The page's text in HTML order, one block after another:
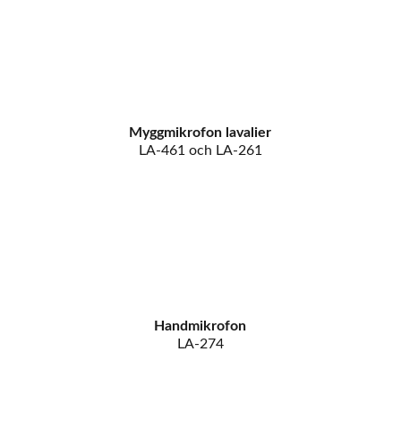
Myggmikrofon lavalier
LA-461 och LA-261
Handmikrofon
LA-274